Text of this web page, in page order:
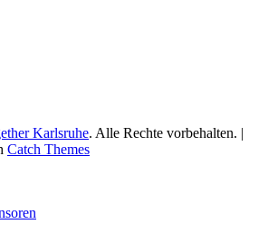
Karlsruhe. Alle Rechte vorbehalten. |
Catch Themes